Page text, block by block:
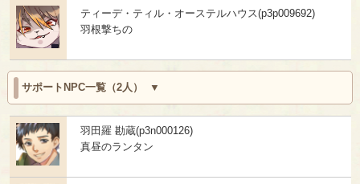
ティーデ・ティル・オーステルハウス(p3p009692)
羽根撃ちの
サポートNPC一覧（2人）
羽田羅 勘蔵(p3n000126)
真昼のランタン